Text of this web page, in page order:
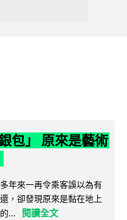
包」 原來是藝術
年來一再令乘客誤以為有
，卻發現原來是黏在地上
...
閱讀全文